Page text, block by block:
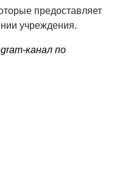
предоставляет
учреждения.
канал по